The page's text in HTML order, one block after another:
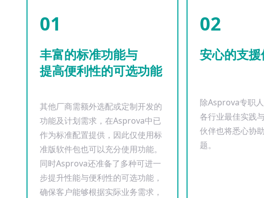
01
丰富的标准功能与
提高便利性的可选功能
其他厂商需额外选配或定制开发的
功能及计划需求，在Asprova中已
作为标准配置提供，因此仅使用标
准版软件包也可以充分使用功能。
同时Asprova还准备了多种可进一
步提升性能与便利性的可选功能，
确保客户能够根据实际业务需求，
02
安心的支
除Asprova专职
各行业最佳实践
伙伴也将悉心协
题。